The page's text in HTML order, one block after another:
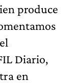
produce
Diario,
en